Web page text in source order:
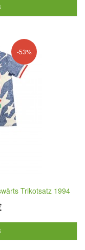
-53%
Trikotsatz 1994